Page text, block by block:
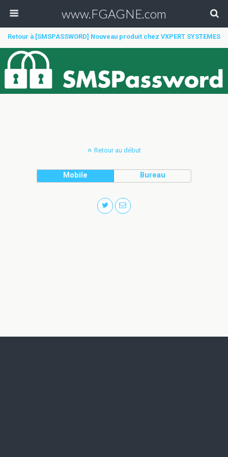
www.FGAGNE.com
Retour à [SMSPASSWORD] Nouveau produit chez VXPERT SYSTEMES
Retour au début
Mobile Bureau